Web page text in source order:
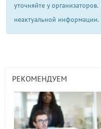
уточняйте у организаторов.
неактуальной информации.
РЕКОМЕНДУЕМ